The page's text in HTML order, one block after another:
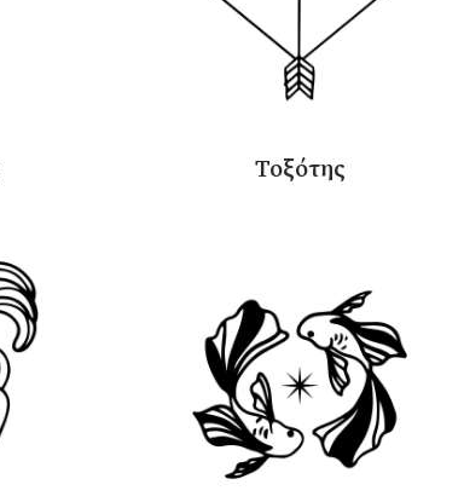
Τοξότης